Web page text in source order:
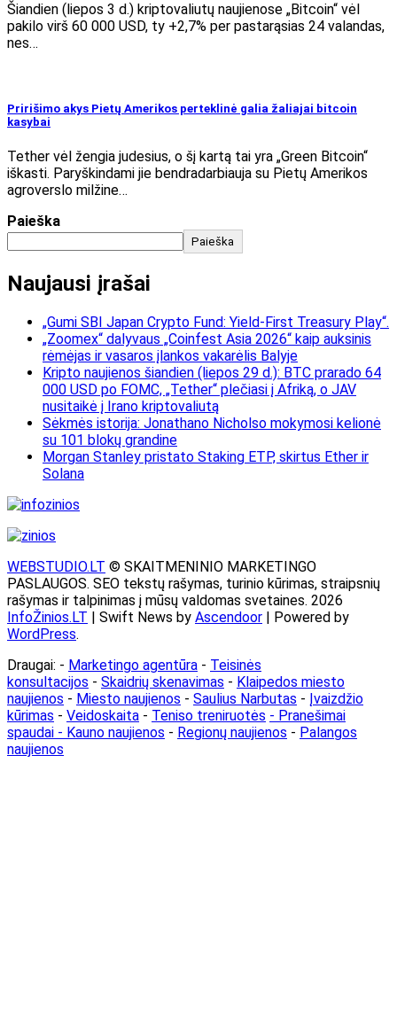
Šiandien (liepos 3 d.) kriptovaliutų naujienose „Bitcoin“ vėl
pakilo virš 60 000 USD, ty +2,7% per pastarąsias 24 valandas,
nes…
Pririšimo akys Pietų Amerikos perteklinė galia žaliajai bitcoin
kasybai
Tether vėl žengia judesius, o šį kartą tai yra „Green Bitcoin“
iškasti. Paryškindami jie bendradarbiauja su Pietų Amerikos
agroverslo milžine…
Paieška
Paieška
Naujausi įrašai
„Gumi SBI Japan Crypto Fund: Yield-First Treasury Play“.
„Zoomex“ dalyvaus „Coinfest Asia 2026“ kaip auksinis
rėmėjas ir vasaros įlankos vakarėlis Balyje
Kripto naujienos šiandien (liepos 29 d.): BTC prarado 64
000 USD po FOMC, „Tether“ plečiasi į Afriką, o JAV
nusitaikė į Irano kriptovaliutą
Sėkmės istorija: Jonathano Nicholso mokymosi kelionė
su 101 blokų grandine
Morgan Stanley pristato Staking ETP, skirtus Ether ir
Solana
WEBSTUDIO.LT © SKAITMENINIO MARKETINGO
PASLAUGOS. SEO tekstų rašymas, turinio kūrimas, straipsnių
rašymas ir talpinimas į mūsų valdomas svetaines. 2026
InfoŽinios.LT | Swift News by Ascendoor | Powered by
WordPress.
Draugai: - Marketingo agentūra - Teisinės
konsultacijos - Skaidrių skenavimas - Klaipedos miesto
naujienos - Miesto naujienos - Saulius Narbutas - Įvaizdžio
kūrimas - Veidoskaita - Teniso treniruotės - Pranešimai
spaudai - Kauno naujienos - Regionų naujienos - Palangos
naujienos